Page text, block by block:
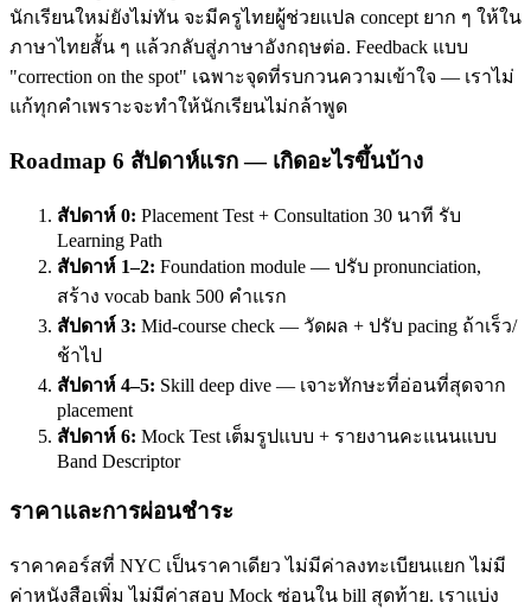
นักเรียนใหม่ยังไม่ทัน จะมีครูไทยผู้ช่วยแปล concept ยาก ๆ ให้ใน
ภาษาไทยสั้น ๆ แล้วกลับสู่ภาษาอังกฤษต่อ. Feedback แบบ
"correction on the spot" เฉพาะจุดที่รบกวนความเข้าใจ — เราไม่
แก้ทุกคำเพราะจะทำให้นักเรียนไม่กล้าพูด
Roadmap 6 สัปดาห์แรก — เกิดอะไรขึ้นบ้าง
สัปดาห์ 0: Placement Test + Consultation 30 นาที รับ
Learning Path
สัปดาห์ 1–2: Foundation module — ปรับ pronunciation,
สร้าง vocab bank 500 คำแรก
สัปดาห์ 3: Mid-course check — วัดผล + ปรับ pacing ถ้าเร็ว/
ช้าไป
สัปดาห์ 4–5: Skill deep dive — เจาะทักษะที่อ่อนที่สุดจาก
placement
สัปดาห์ 6: Mock Test เต็มรูปแบบ + รายงานคะแนนแบบ
Band Descriptor
ราคาและการผ่อนชำระ
ราคาคอร์สที่ NYC เป็นราคาเดียว ไม่มีค่าลงทะเบียนแยก ไม่มี
ค่าหนังสือเพิ่ม ไม่มีค่าสอบ Mock ซ่อนใน bill สุดท้าย. เราแบ่ง